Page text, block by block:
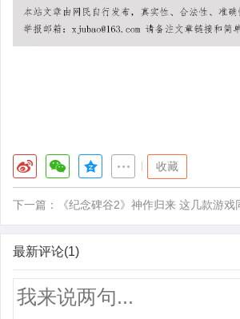
收藏
下一篇： 《纪念碑谷2》神作归来 这几款游戏
最新评论(1)